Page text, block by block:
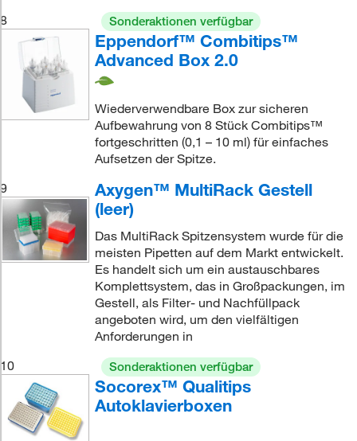
8
Sonderaktionen verfügbar
Eppendorf™ Combitips™
Advanced Box 2.0
Wiederverwendbare Box zur sicheren
Aufbewahrung von 8 Stück Combitips™
fortgeschritten (0,1 – 10 ml) für einfaches
Aufsetzen der Spitze.
9
Axygen™ MultiRack Gestell
(leer)
Das MultiRack Spitzensystem wurde für die
meisten Pipetten auf dem Markt entwickelt.
Es handelt sich um ein austauschbares
Komplettsystem, das in Großpackungen, im
Gestell, als Filter- und Nachfüllpack
angeboten wird, um den vielfältigen
Anforderungen in
10
Sonderaktionen verfügbar
Socorex™ Qualitips
Autoklavierboxen